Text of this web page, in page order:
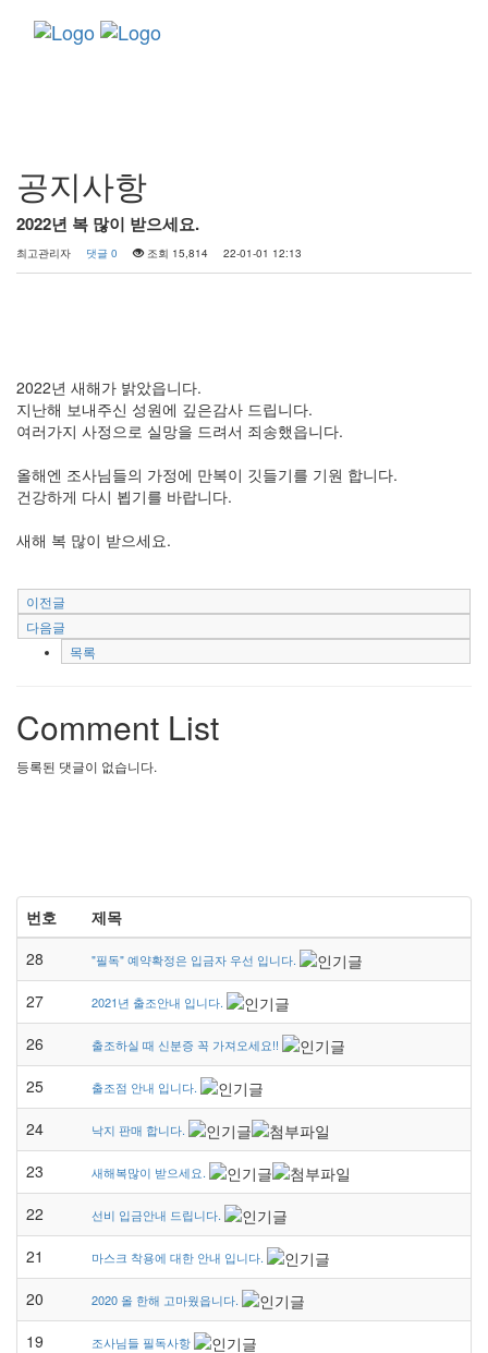
공지사항
2022년 복 많이 받으세요.
최고관리자 댓글 0 조회 15,814 22-01-01 12:13
2022년 새해가 밝았읍니다.
지난해 보내주신 성원에 깊은감사 드립니다.
여러가지 사정으로 실망을 드려서 죄송했읍니다.
올해엔 조사님들의 가정에 만복이 깃들기를 기원 합니다.
건강하게 다시 뵙기를 바랍니다.
새해 복 많이 받으세요.
이전글
다음글
목록
Comment List
등록된 댓글이 없습니다.
번호
제목
28
"필독" 예약확정은 입금자 우선 입니다.
27 2021년 출조안내 입니다.
26 출조하실 때 신분증 꼭 가져오세요!!
25 출조점 안내 입니다.
24 낙지 판매 합니다.
23 새해복많이 받으세요.
22 선비 입금안내 드립니다.
21 마스크 착용에 대한 안내 입니다.
20 2020 올 한해 고마웠읍니다.
19 조사님들 필독사항